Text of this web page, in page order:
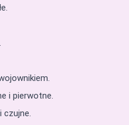
i pierwotne.
czujne.